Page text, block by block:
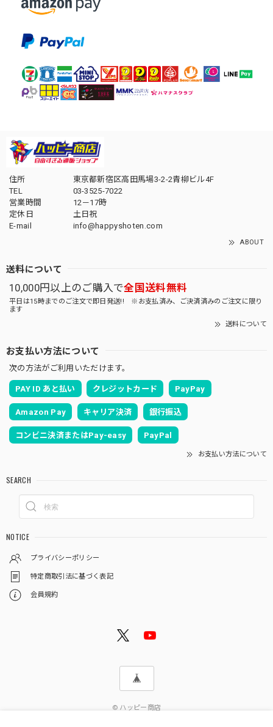
住所
東京都新宿区高田馬場3-2-2青柳ビル4F
TEL
03-3525-7022
営業時間
12－17時
定休日
土日祝
E-mail
info@happyshoten.com
ABOUT
送料について
10,000円以上のご購入で全国送料無料
平日は15時までのご注文で即日発送!! ※お支払済み、ご決済済みのご注文に限り
ます
送料について
お支払い方法について
次の方法がご利用いただけます。
PAY ID あと払い クレジットカード PayPay
Amazon Pay キャリア決済 銀行振込
コンビニ決済またはPay-easy PayPal
お支払い方法について
SEARCH
NOTICE
プライバシーポリシー
特定商取引法に基づく表記
会員規約
© ハッピー商店